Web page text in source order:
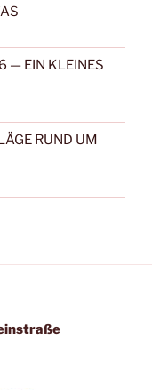
— EIN KLEINES
RUND UM